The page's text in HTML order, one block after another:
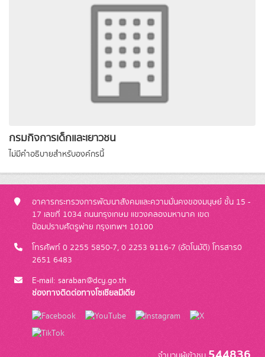
กรมกิจการเด็กและเยาวชน
ไม่มีคำอธิบายสำหรับองค์กรนี้
อาคารกระทรวงการพัฒนาสังคมและความมั่นคงของมนุษย์ ชั้น 15 -
17 เลขที่ 1034 ถนนกรุงเกษม แขวงคลองมหานาค เขต
ป้อมปราบศัตรูพ่าย กรุงเทพฯ 10100
โทรศัพท์ 0 2255 5850-7, 0 2253 9116-7 (อัตโนมัติ) โทรสาร0
2651 6483
E-mail: saraban@dcy.go.th
ช่องทางติดต่อทางโซเชียลมีเดีย